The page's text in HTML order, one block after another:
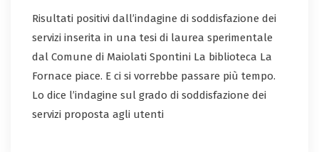
Risultati positivi dall’indagine di soddisfazione dei
servizi inserita in una tesi di laurea sperimentale
dal Comune di Maiolati Spontini La biblioteca La
Fornace piace. E ci si vorrebbe passare più tempo.
Lo dice l’indagine sul grado di soddisfazione dei
servizi proposta agli utenti